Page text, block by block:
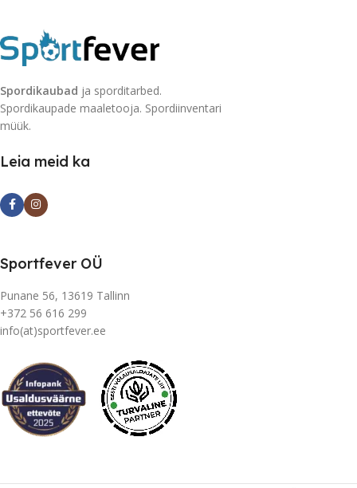
Spordikaubad ja sporditarbed.
Spordikaupade maaletooja. Spordiinventari
müük.
Leia meid ka
Sportfever OÜ
Punane 56, 13619 Tallinn
+372 56 616 299
info(at)sportfever.ee